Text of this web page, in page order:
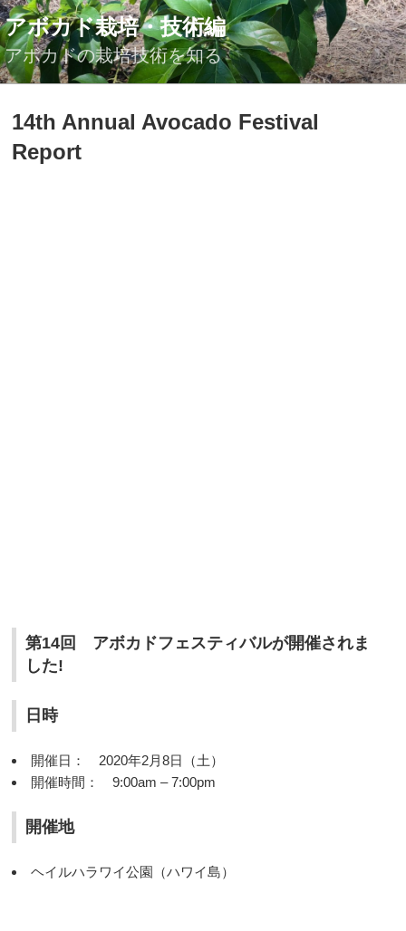
コ
ン
テ
ン
アボカド栽培・技術編
アボカドの栽培技術を知る
投
稿
日:
14th Annual Avocado Festival
Report
第14回 アボカドフェスティバルが開催されま
した!
日時
開催日： 2020年2月8日（土）
開催時間： 9:00am – 7:00pm
開催地
ヘイルハラワイ公園（ハワイ島）